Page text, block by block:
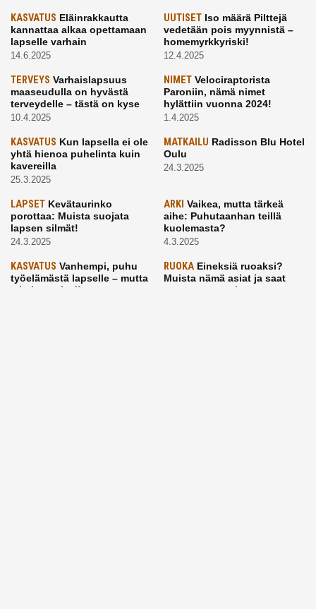
KASVATUS Eläinrakkautta
kannattaa alkaa opettamaan
lapselle varhain
14.6.2025
UUTISETIso määrä Pilttejä
vedetään pois myynnistä –
homemyrkkyriski!
12.4.2025
TERVEYS Varhaislapsuus
maaseudulla on hyvästä
terveydelle – tästä on kyse
10.4.2025
NIMETVelociraptorista
Paroniin, nämä nimet
hylättiin vuonna 2024!
1.4.2025
KASVATUS Kun lapsella ei ole
yhtä hienoa puhelinta kuin
kavereilla
25.3.2025
MATKAILU Radisson Blu Hotel
Oulu
24.3.2025
LAPSET Kevätaurinko
porottaa: Muista suojata
lapsen silmät!
24.3.2025
ARKI Vaikea, mutta tärkeä
aihe: Puhutaanhan teillä
kuolemasta?
4.3.2025
KASVATUS Vanhempi, puhu
työelämästä lapselle – mutta
mieti sanojasi!
RUOKAEineksiä ruoaksi?
Muista nämä asiat ja saat
paremman aterian